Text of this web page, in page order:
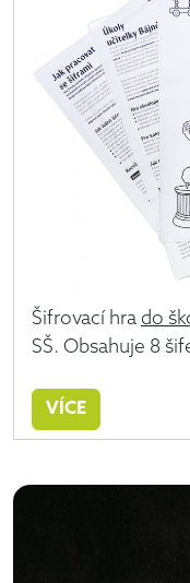
Šifrovací hra do
SŠ. Obsahuje 8
VÍCE